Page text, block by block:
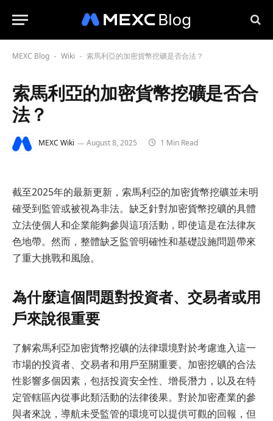
MEXC Blog - Wiki - 索馬利亞的加密貨幣挖礦是否合法？
索馬利亞的加密貨幣挖礦是否合
法？
MEXC Wiki August 8, 2025 1 Min Read
截至2025年的最新更新，索馬利亞的加密貨幣挖礦並未明
確受到監管或被視為非法。缺乏針對加密貨幣挖礦的具體
立法使個人和企業能夠參與這項活動，即使這是在法律灰
色地帶。然而，整體缺乏監管明確性和基礎設施問題帶來
了重大挑戰和風險。
為什麼這個問題對投資者、交易者或用
戶來說很重要
了解索馬利亞加密貨幣挖礦的法律環境對於考慮進入這一
市場的投資者、交易者和用戶至關重要。加密挖礦的合法
性影響多個因素，包括投資安全性、增長潛力，以及在特
定管轄區內從事此類活動的法律後果。對於加密產業的參
與者來說，導航未受監管的環境可以提供可觀的回報，但